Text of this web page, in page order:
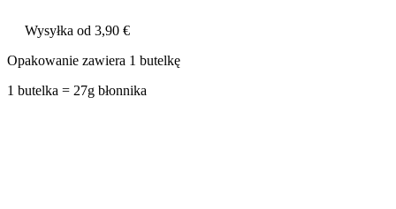
Wysyłka od 3,90 €
Opakowanie zawiera 1 butelkę
1 butelka = 27g błonnika